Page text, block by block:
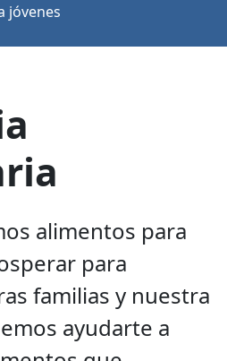
jóvenes
alimentos para
para
familias y nuestra
ayudarte a